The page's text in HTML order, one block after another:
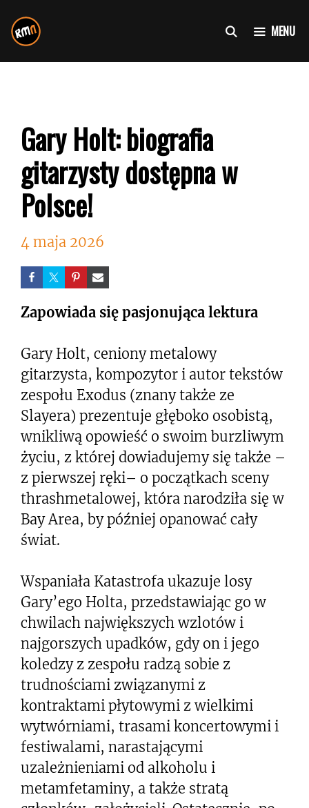
do
treści
MENU
Gary Holt: biografia
gitarzysty dostępna w
Polsce!
4 maja 2026
Zapowiada się pasjonująca lektura
Gary Holt, ceniony metalowy
gitarzysta, kompozytor i autor tekstów
zespołu Exodus (znany także ze
Slayera) prezentuje głęboko osobistą,
wnikliwą opowieść o swoim burzliwym
życiu, z której dowiadujemy się także –
z pierwszej ręki– o początkach sceny
thrashmetalowej, która narodziła się w
Bay Area, by później opanować cały
świat.
Wspaniała Katastrofa ukazuje losy
Gary’ego Holta, przedstawiając go w
chwilach największych wzlotów i
najgorszych upadków, gdy on i jego
koledzy z zespołu radzą sobie z
trudnościami związanymi z
kontraktami płytowymi z wielkimi
wytwórniami, trasami koncertowymi i
festiwalami, narastającymi
uzależnieniami od alkoholu i
metamfetaminy, a także stratą